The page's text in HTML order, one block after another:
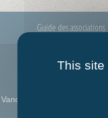
Guide des associations
73300 St-
This site